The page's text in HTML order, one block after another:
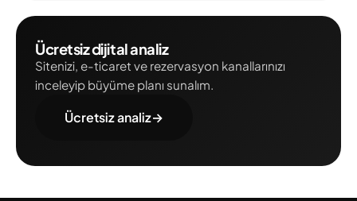
Ücretsiz dijital analiz
Sitenizi, e-ticaret ve rezervasyon kanallarınızı
inceleyip büyüme planı sunalım.
Ücretsiz analiz→